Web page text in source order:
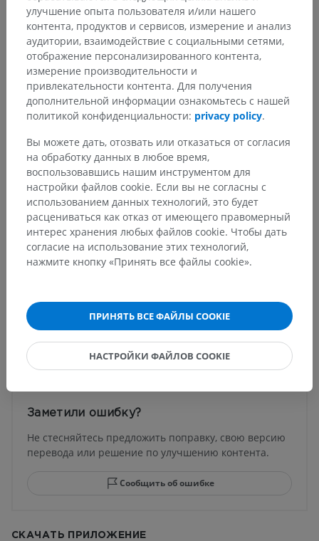
Анатомическая иерархия
Анатомия человека 2
Человеческое тело Systemata integrantia
>
Лимфоидная система>
Вторичные лимфоидные органы>
Лимфатические узлы> Лимфатический узел
Cortex nodi lymphoidei
Основные структуры:Нет анатомических терминов,
относящихся к этой части тела
Переводы
Заметили ошибку?
Не стесняйтесь предложить поправку, свою версию
перевода или решение по улучшению контента.
Сообщить об ошибке
СКАЧАТЬ ПРИЛОЖЕНИЕ
улучшение опыта пользователя и/или нашего
контента, продуктов и сервисов, измерение и анализ
аудитории, взаимодействие с социальными сетями,
отображение персонализированного контента,
измерение производительности и
привлекательности контента. Для получения
дополнительной информации ознакомьтесь с нашей
политикой конфиденциальности: privacy policy.
Вы можете дать, отозвать или отказаться от согласия
на обработку данных в любое время,
воспользовавшись нашим инструментом для
настройки файлов cookie. Если вы не согласны с
использованием данных технологий, это будет
расцениваться как отказ от имеющего правомерный
интерес хранения любых файлов cookie. Чтобы дать
согласие на использование этих технологий,
нажмите кнопку «Принять все файлы cookie».
ПРИНЯТЬ ВСЕ ФАЙЛЫ COOKIE
НАСТРОЙКИ ФАЙЛОВ COOKIE